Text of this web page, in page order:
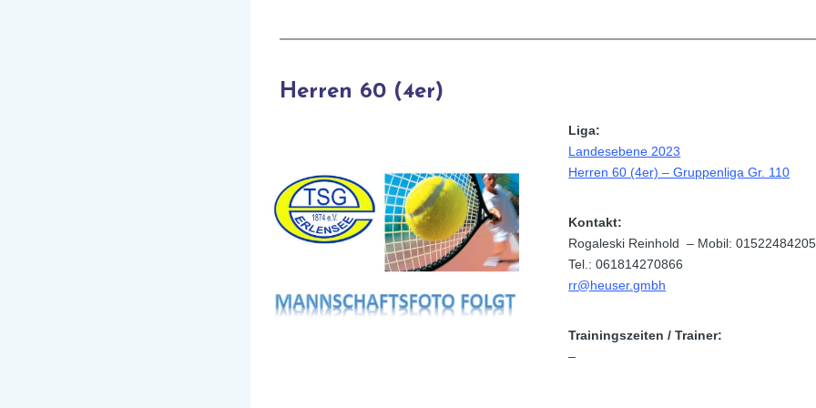
Herren 60 (4er)
Liga:
Landesebene 2023
Herren 60 (4er) – Gruppenliga Gr. 110
Kontakt:
Rogaleski Reinhold – Mobil:
Tel.: 061814270866
rr@heuser.gmbh
Trainingszeiten / Trainer:
–